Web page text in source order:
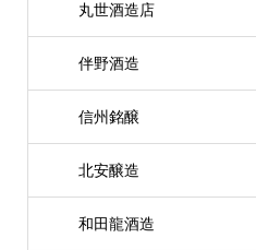
丸世酒造店
伴野酒造
信州銘醸
北安醸造
和田龍酒造